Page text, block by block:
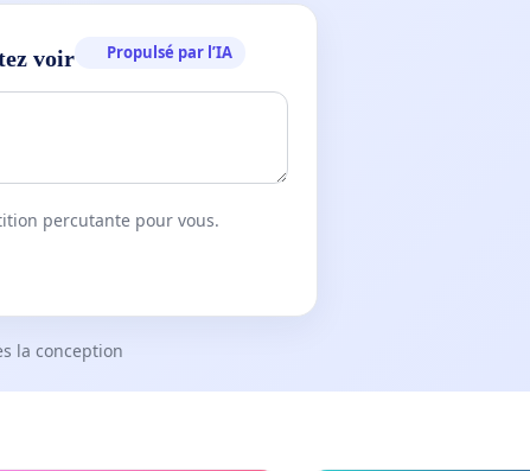
voir Propulsé par l’IA
percutante pour vous.
la conception